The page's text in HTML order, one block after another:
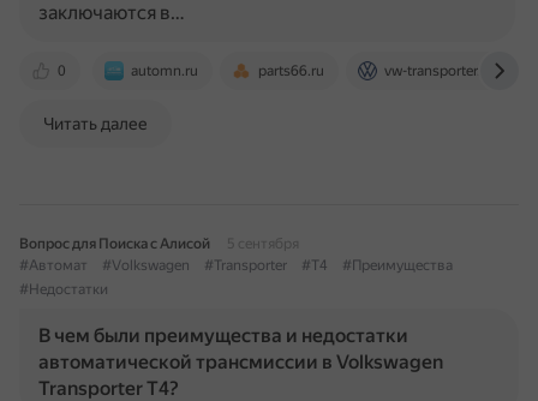
0 automn.ru parts66.ru vw-transporter.ru
заключаются в…
Читать далее
Вопрос для Поиска с Алисой
5 сентября
#Автомат
#Volkswagen #Transporter #T4
#Преимущества
#Недостатки
В чем были преимущества и недостатки
автоматической трансмиссии в Volkswagen
Transporter T4?